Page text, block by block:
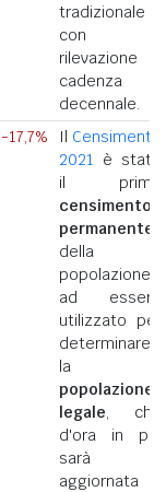
tradizionale
con
rilevazione a
cadenza
decennale.
-17,7% Il Censimento
2021 è stato
il primo
censimento
permanente
della
popolazione
ad essere
utilizzato per
determinare
la
popolazione
legale, che
d'ora in poi
sarà
aggiornata